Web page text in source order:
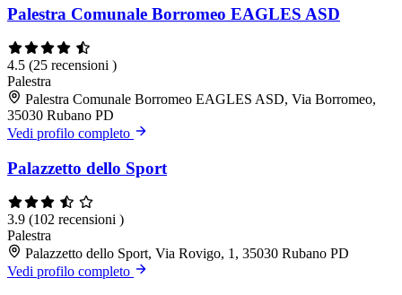
Palestra Comunale Borromeo EAGLES ASD
4.5 (25 recensioni )
Palestra
Palestra Comunale Borromeo EAGLES ASD, Via Borromeo,
35030 Rubano PD
Vedi profilo completo
Palazzetto dello Sport
3.9 (102 recensioni )
Palestra
Palazzetto dello Sport, Via Rovigo, 1, 35030 Rubano PD
Vedi profilo completo